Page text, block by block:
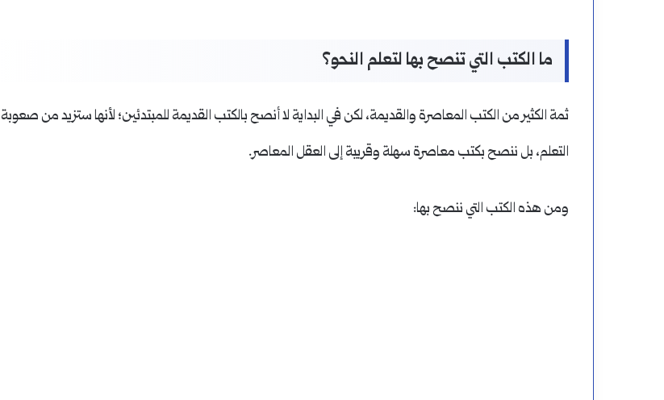
ما الكتب التي تنصح بها لتعلم النحو؟
ثمة الكثير من الكتب المعاصرة والقديمة، لكن في البداية لا أنصح بالكتب القديمة للمبتدئين؛ لأنها ستزيد من صعوبة
التعلم، بل ننصح بكتب معاصرة سهلة وقريبة إلى العقل المعاصر.
ومن هذه الكتب التي ننصح بها: